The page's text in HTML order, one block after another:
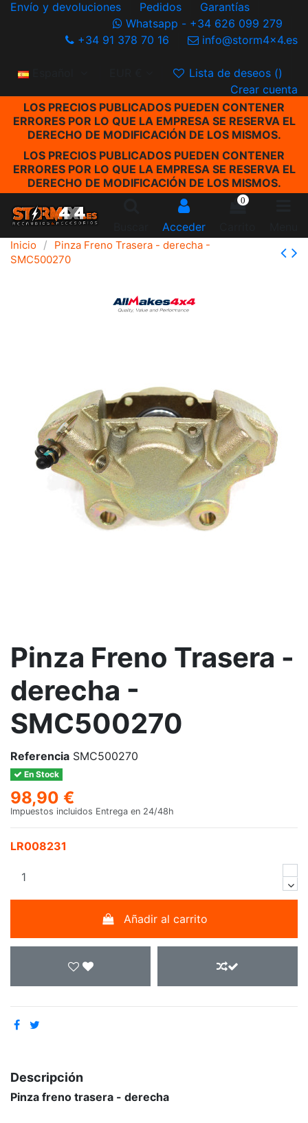
Envío y devoluciones Pedidos
Garantías
Whatsapp - +34 626 099 279
+34 91 378 70 16
info@storm4x4.es
Español Lista de deseos ()
Crear cuenta
LOS PRECIOS PUBLICADOS PUEDEN CONTENER
ERRORES POR LO QUE LA EMPRESA SE RESERVA EL
DERECHO DE MODIFICACIÓN DE LOS MISMOS.
LOS PRECIOS PUBLICADOS PUEDEN CONTENER
ERRORES POR LO QUE LA EMPRESA SE RESERVA EL
DERECHO DE MODIFICACIÓN DE LOS MISMOS.
Acceder
0
Inicio
Pinza Freno Trasera - derecha -
SMC500270
Pinza Freno Trasera -
derecha -
SMC500270
Referencia SMC500270
En Stock
98,90 €
Impuestos incluidos Entrega en 24/48h
LR008231
Añadir al carrito
Descripción
Pinza freno trasera - derecha